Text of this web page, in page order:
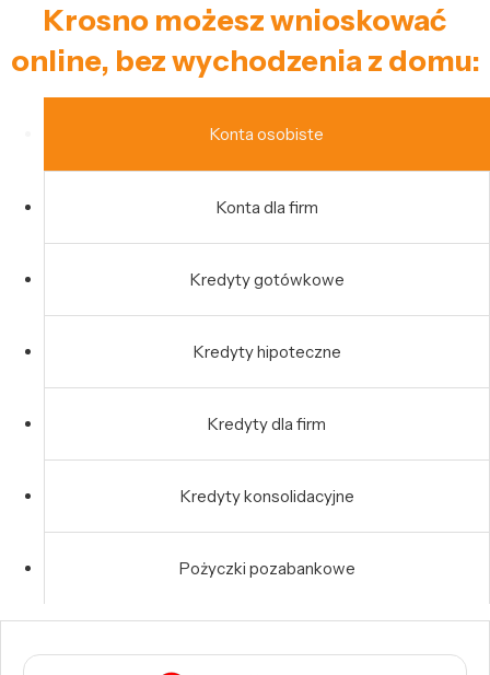
Krosno możesz wnioskować
online, bez wychodzenia z domu:
Konta osobiste
Konta dla firm
Kredyty gotówkowe
Kredyty hipoteczne
Kredyty dla firm
Kredyty konsolidacyjne
Pożyczki pozabankowe